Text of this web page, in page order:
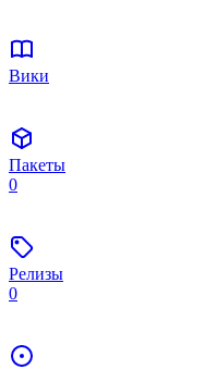
Вики
Пакеты
0
Релизы
0